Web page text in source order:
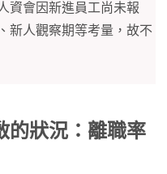
資會因新進員工尚未報
新人觀察期等考量，故不
的狀況：離職率